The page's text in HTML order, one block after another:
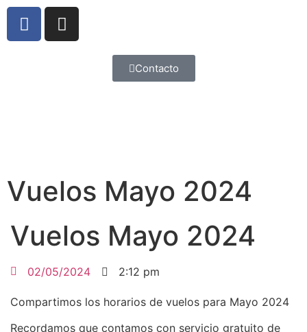
Contacto
Vuelos Mayo 2024
Vuelos Mayo 2024
02/05/2024 2:12 pm
Compartimos los horarios de vuelos para Mayo 2024
Recordamos que contamos con servicio gratuito de